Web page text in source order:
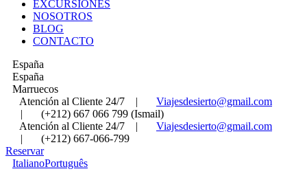
EXCURSIONES
NOSOTROS
BLOG
CONTACTO
España
España
Marruecos
Atención al Cliente 24/7
|
Viajesdesierto@gmail.com
|
(+212) 667 066 799 (Ismail)
Atención al Cliente 24/7
|
Viajesdesierto@gmail.com
|
(+212) 667-066-799
Reservar
ItalianoPortuguês